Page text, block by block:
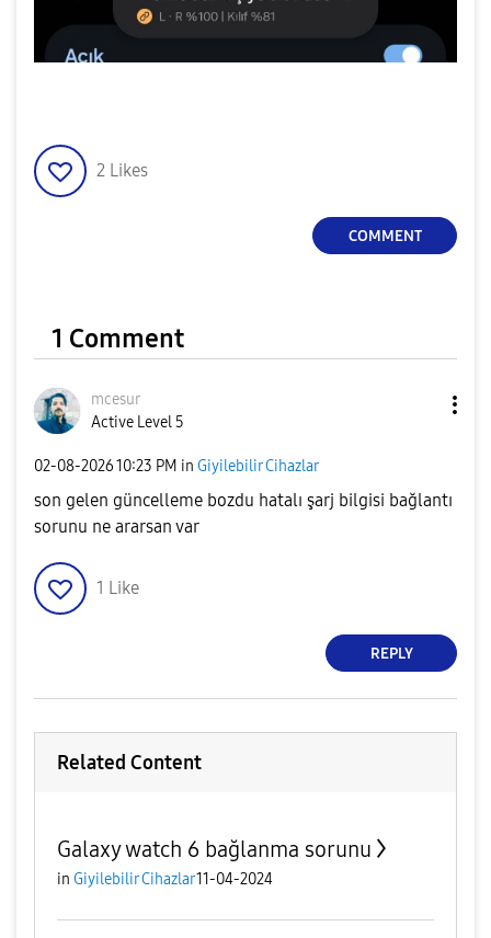
2 Likes
COMMENT
1 Comment
mcesur
Active Level 5
‎02-08-202610:23 PM in Giyilebilir Cihazlar
son gelen güncelleme bozdu hatalı şarj bilgisi bağlantı
sorunu ne ararsan var
1 Like
REPLY
Related Content
Galaxy watch 6 bağlanma sorunu
in Giyilebilir Cihazlar11-04-2024